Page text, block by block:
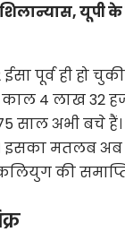
यूपी
पूर्व ही हो
4 लाख 32
साल अभी बचे
इसका मतलब
की